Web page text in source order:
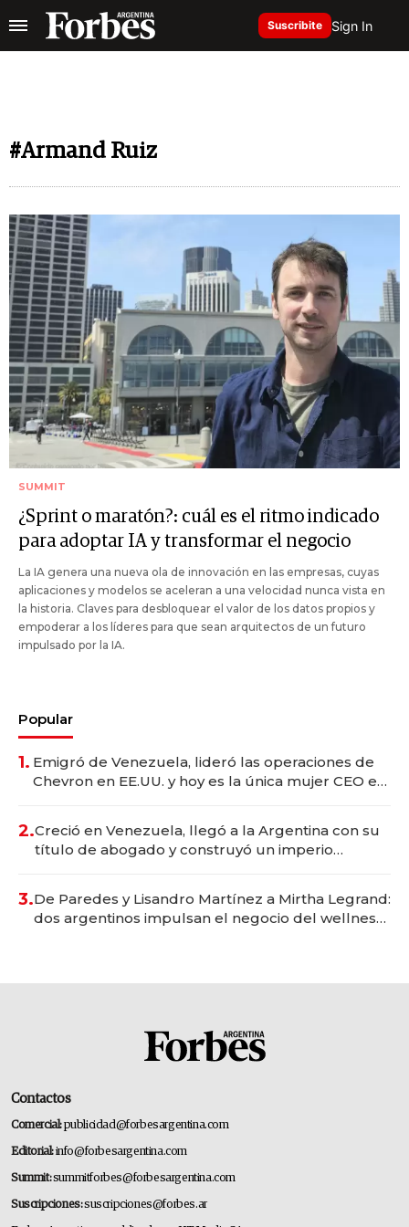
Suscribite Sign In
#Armand Ruiz
SUMMIT
¿Sprint o maratón?: cuál es el ritmo indicado
para adoptar IA y transformar el negocio
La IA genera una nueva ola de innovación en las empresas, cuyas
aplicaciones y modelos se aceleran a una velocidad nunca vista en
la historia. Claves para desbloquear el valor de los datos propios y
empoderar a los líderes para que sean arquitectos de un futuro
impulsado por la IA.
Popular
1. Emigró de Venezuela, lideró las operaciones de
Chevron en EE.UU. y hoy es la única mujer CEO en
2.Creció en Venezuela, llegó a la Argentina con su
título de abogado y construyó un imperio
3.De Paredes y Lisandro Martínez a Mirtha Legrand:
dos argentinos impulsan el negocio del wellness
Contactos
Comercial:publicidad@forbesargentina.com
Editorial:info@forbesargentina.com
Summit:summitforbes@forbesargentina.com
Suscripciones:suscripciones@forbes.ar